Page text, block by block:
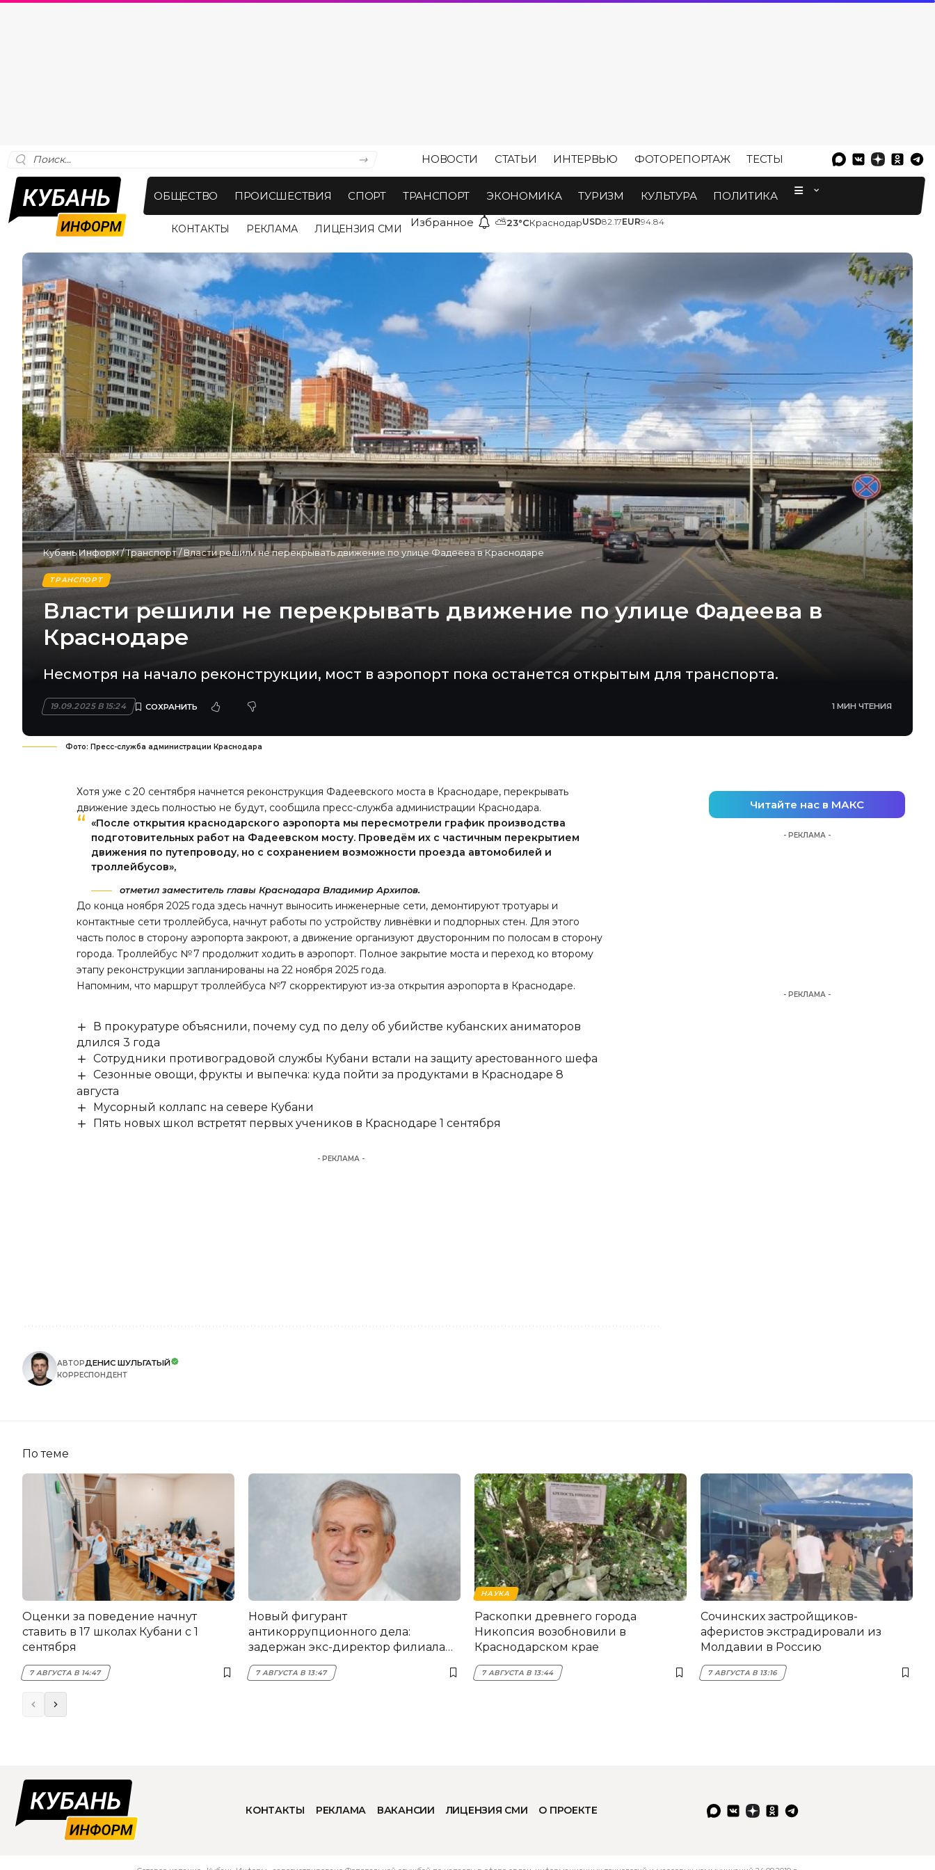
НОВОСТИ СТАТЬИ ИНТЕРВЬЮ ФОТОРЕПОРТАЖ ТЕСТЫ
ОБЩЕСТВО ПРОИСШЕСТВИЯ СПОРТ ТРАНСПОРТ ЭКОНОМИКА ТУРИЗМ КУЛЬТУРА ПОЛИТИКА
КОНТАКТЫ РЕКЛАМА ЛИЦЕНЗИЯ СМИ Избранное ⛅23°CКраснодарUSD82.17EUR94.84
Кубань Информ/Транспорт/Власти решили не перекрывать движение по улице Фадеева в Краснодаре
ТРАНСПОРТ
Власти решили не перекрывать движение по улице Фадеева в
Краснодаре
Несмотря на начало реконструкции, мост в аэропорт пока останется открытым для транспорта.
19.09.2025 В 15:24 1 МИН ЧТЕНИЯ
Фото: Пресс-служба администрации Краснодара
Хотя уже с 20 сентября начнется реконструкция Фадеевского моста в Краснодаре, перекрывать
движение здесь полностью не будут, сообщила пресс-служба администрации Краснодара.
«После открытия краснодарского аэропорта мы пересмотрели график производства
подготовительных работ на Фадеевском мосту. Проведём их с частичным перекрытием
движения по путепроводу, но с сохранением возможности проезда автомобилей и
троллейбусов»,
отметил заместитель главы Краснодара Владимир Архипов.
До конца ноября 2025 года здесь начнут выносить инженерные сети, демонтируют тротуары и
контактные сети троллейбуса, начнут работы по устройству ливнёвки и подпорных стен. Для этого
часть полос в сторону аэропорта закроют, а движение организуют двусторонним по полосам в сторону
города. Троллейбус № 7 продолжит ходить в аэропорт. Полное закрытие моста и переход ко второму
этапу реконструкции запланированы на 22 ноября 2025 года.
Напомним, что маршрут троллейбуса №7 скорректируют из-за открытия аэропорта в Краснодаре.
В прокуратуре объяснили, почему суд по делу об убийстве кубанских аниматоров
длился 3 года
Сотрудники противоградовой службы Кубани встали на защиту арестованного шефа
Сезонные овощи, фрукты и выпечка: куда пойти за продуктами в Краснодаре 8
августа
Мусорный коллапс на севере Кубани
Пять новых школ встретят первых учеников в Краснодаре 1 сентября
- РЕКЛАМА -
АВТОРДЕНИС ШУЛЬГАТЫЙ
КОРРЕСПОНДЕНТ
Читайте нас в МАКС
- РЕКЛАМА -
- РЕКЛАМА -
По теме
Оценки за поведение начнут
ставить в 17 школах Кубани с 1
сентября
7 АВГУСТА В 14:47
Новый фигурант
антикоррупционного дела:
задержан экс-директор филиала
НЭСК Крымска
7 АВГУСТА В 13:47
НАУКА
Раскопки древнего города
Никопсия возобновили в
Краснодарском крае
7 АВГУСТА В 13:44
Сочинских застройщиков-
аферистов экстрадировали из
Молдавии в Россию
7 АВГУСТА В 13:16
КОНТАКТЫ РЕКЛАМА ВАКАНСИИ ЛИЦЕНЗИЯ СМИ О ПРОЕКТЕ